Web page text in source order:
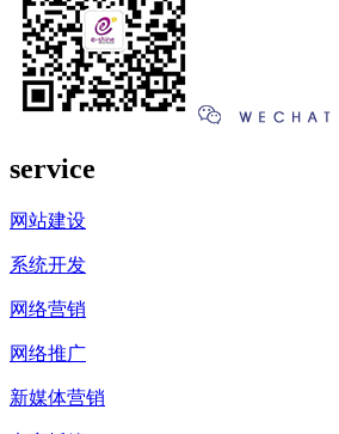
service
网站建设
系统开发
网络营销
网络推广
新媒体营销